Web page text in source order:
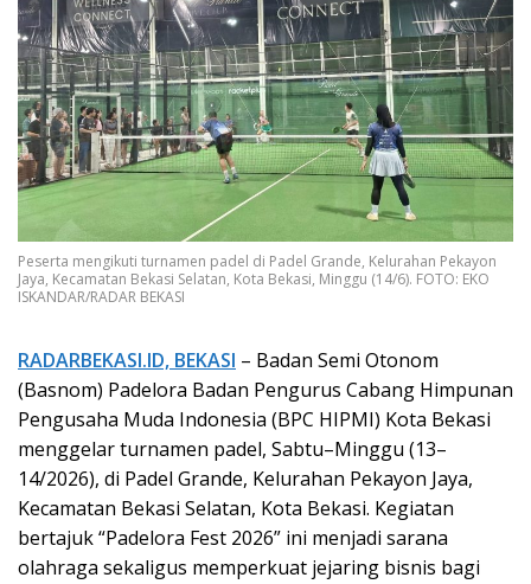
Peserta mengikuti turnamen padel di Padel Grande, Kelurahan Pekayon
Jaya, Kecamatan Bekasi Selatan, Kota Bekasi, Minggu (14/6). FOTO: EKO
ISKANDAR/RADAR BEKASI
RADARBEKASI.ID, BEKASI – Badan Semi Otonom
(Basnom) Padelora Badan Pengurus Cabang Himpunan
Pengusaha Muda Indonesia (BPC HIPMI) Kota Bekasi
menggelar turnamen padel, Sabtu–Minggu (13–
14/2026), di Padel Grande, Kelurahan Pekayon Jaya,
Kecamatan Bekasi Selatan, Kota Bekasi. Kegiatan
bertajuk “Padelora Fest 2026” ini menjadi sarana
olahraga sekaligus memperkuat jejaring bisnis bagi